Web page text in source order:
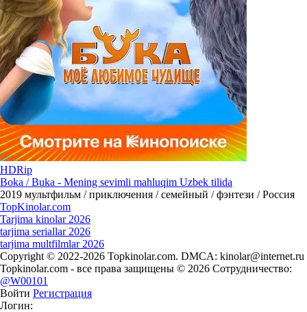
HDRip
Boka / Buka - Mening sevimli mahluqim Uzbek tilida
2019 мультфильм / приключения / семейный / фэнтези / Россия
TopKinolar.com
Tarjima kinolar 2026
tarjima seriallar 2026
tarjima multfilmlar 2026
Copyright © 2022-2026 Topkinolar.com. DMCA: kinolar@internet.ru
Topkinolar.com - все права защищены © 2026 Сотрудничество:
@W00101
Войти Регистрация
Логин: